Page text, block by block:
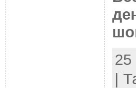
25
|